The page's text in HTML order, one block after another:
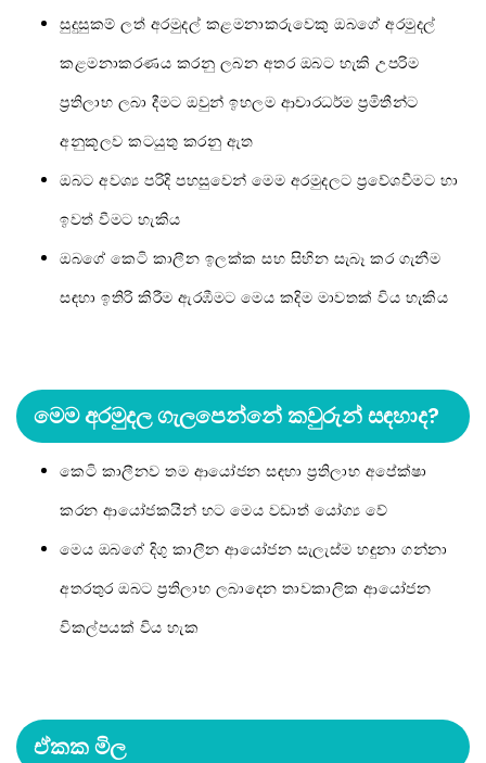
සුදුසුකම් ලත් අරමුදල් කළමනාකරුවෙකු ඔබගේ අරමුදල්
කළමනාකරණය කරනු ලබන අතර ඔබට හැකි උපරිම
ප්‍රතිලාභ ලබා දීමට ඔවුන් ඉහලම ආචාරධර්ම ප්‍රමිතීන්ට
අනුකූලව කටයුතු කරනු ඇත
ඔබට අවශ්‍ය පරිදි පහසුවෙන් මෙම අරමුදලට ප්‍රවේශවීමට හා
ඉවත් වීමට හැකිය
ඔබගේ කෙටි කාලීන ඉලක්ක සහ සිහින සැබෑ කර ගැනීම
සඳහා ඉතිරි කිරීම ඇරඹීමට මෙය කදිම මාවතක් විය හැකිය
මෙම අරමුදල ගැලපෙන්නේ කවුරුන් සඳහාද?
කෙටි කාලීනව තම ආයෝජන සඳහා ප්‍රතිලාභ අපේක්ෂා
කරන ආයෝජකයින් හට මෙය වඩාත් යෝග්‍ය වේ
මෙය ඔබගේ දිගු කාලීන ආයෝජන සැලැස්ම හඳුනා ගන්නා
අතරතුර ඔබට ප්‍රතිලාභ ලබාදෙන තාවකාලික ආයෝජන
විකල්පයක් විය හැක
ඒකක මිල